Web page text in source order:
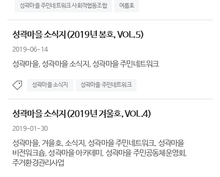
성곽마을 주민네트워크 사회적협동조합 여름호
성곽마을 소식지(2019년 봄호, VOL.5)
2019-06-14
성곽마을, 성곽마을 소식지, 성곽마을 주민네트워크
성곽마을 소식지 성곽마을 주민네트워크
성곽마을 소식지(2019년 겨울호, VOL.4)
2019-01-30
성곽마을, 겨을호, 소식지, 성곽마을 주민네트워크, 성곽마을
비전워크숍, 성곽마을 아카데미, 성곽마을 주민공동체운영회,
주거환경관리사업